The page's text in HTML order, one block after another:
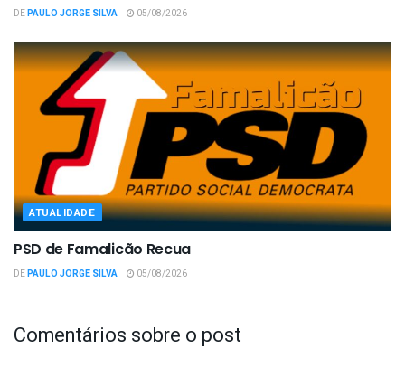
DEPAULO JORGE SILVA 05/08/2026
ATUALIDADE
PSD de Famalicão Recua
DEPAULO JORGE SILVA 05/08/2026
Comentários sobre o post